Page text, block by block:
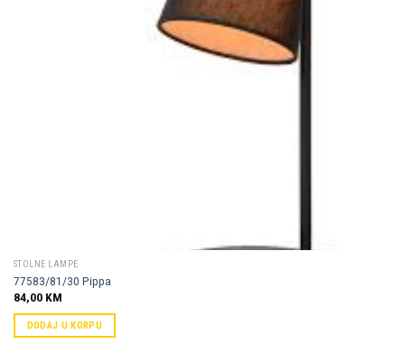
STOLNE LAMPE
77583/81/30 Pippa
84,00 KM
DODAJ U KORPU